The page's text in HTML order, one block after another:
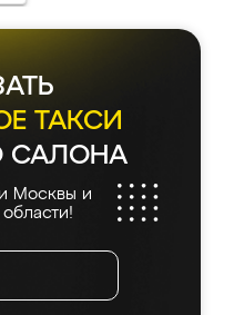
ТАКСИ
САЛОНА
Москвы и